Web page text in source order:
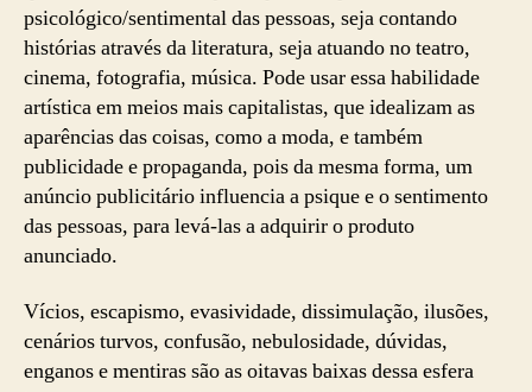
psicológico/sentimental das pessoas, seja contando
histórias através da literatura, seja atuando no teatro,
cinema, fotografia, música. Pode usar essa habilidade
artística em meios mais capitalistas, que idealizam as
aparências das coisas, como a moda, e também
publicidade e propaganda, pois da mesma forma, um
anúncio publicitário influencia a psique e o sentimento
das pessoas, para levá-las a adquirir o produto
anunciado.
Vícios, escapismo, evasividade, dissimulação, ilusões,
cenários turvos, confusão, nebulosidade, dúvidas,
enganos e mentiras são as oitavas baixas dessa esfera